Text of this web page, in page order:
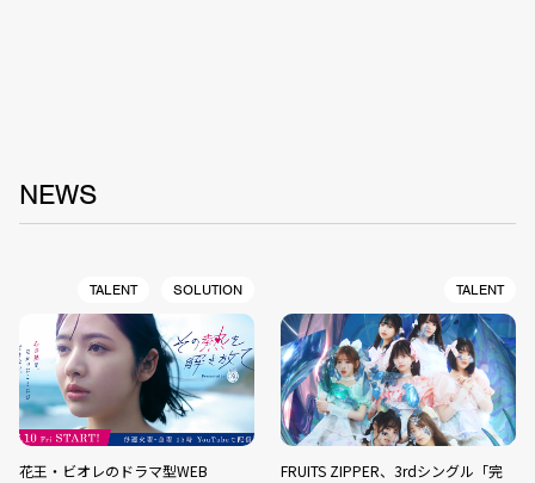
NEWS
TALENT SOLUTION
花王・ビオレのドラマ型WEB
TALENT
FRUITS ZIPPER、3rdシングル「完